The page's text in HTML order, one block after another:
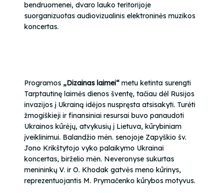
bendruomenei, dvaro lauko teritorijoje
suorganizuotas audiovizualinis elektroninės muzikos
koncertas.
Programos „Dizainas laimei“ metu ketinta surengti
Tarptautinę laimės dienos šventę, tačiau dėl Rusijos
invazijos į Ukrainą idėjos nuspręsta atsisakyti. Turėti
žmogiškieji ir finansiniai resursai buvo panaudoti
Ukrainos kūrėjų, atvykusių į Lietuva, kūrybiniam
įveiklinimui. Balandžio mėn. senojoje Zapyškio šv.
Jono Krikštytojo vyko palaikymo Ukrainai
koncertas, birželio mėn. Neveronyse sukurtas
menininkų V. ir O. Khodak gatvės meno kūrinys,
reprezentuojantis M. Prymačenko kūrybos motyvus.